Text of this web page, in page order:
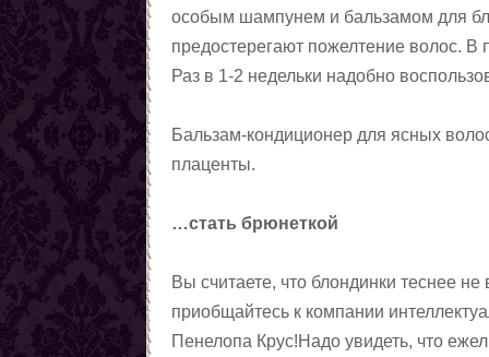
особым шампунем и бальзамом для
предостерегают пожелтение волос. В
Раз в 1-2 недельки надобно
Бальзам-кондиционер для ясных
плаценты.
…стать брюнеткой
Вы считаете, что блондинки теснее
приобщайтесь к компании
Пенелопа Крус!Надо увидеть, что